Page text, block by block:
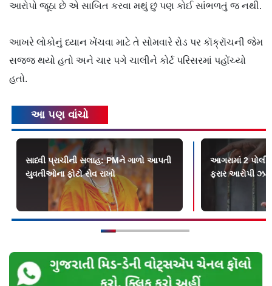
આરોપો જૂઠા છે એ સાબિત કરવા મથું છું પણ કોઈ સાંભળતું જ નથી.
આખરે લોકોનું ધ્યાન ખેંચવા માટે તે સોમવારે રોડ પર કૉક્રૉચની જેમ
સજ્જ થયો હતો અને ચાર પગે ચાલીને કોર્ટ પરિસરમાં પહોંચ્યો
હતો.
આ પણ વાંચો
સાધ્વી પ્રાચીની સલાહ: PMને ગાળો આપતી
યુવતીઓના ફોટો સેવ રાખો
આગરામાં 2
ફરાર આરોપી